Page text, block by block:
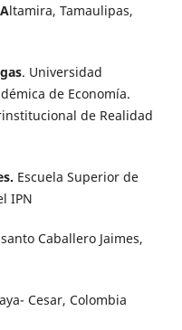
ltamira, Tamaulipas,
. Universidad
de Economía.
de Realidad
Escuela Superior de
IPN
Caballero Jaimes,
Cesar, Colombia